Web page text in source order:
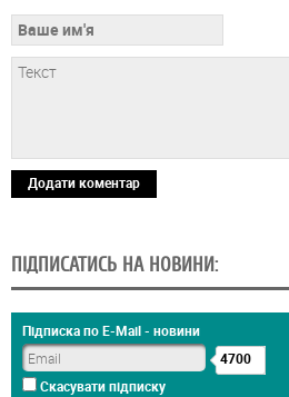
Додати коментар
ПІДПИСАТИСЬ НА НОВИНИ:
Підписка по E-Mail - новини
4700
Скасувати підписку